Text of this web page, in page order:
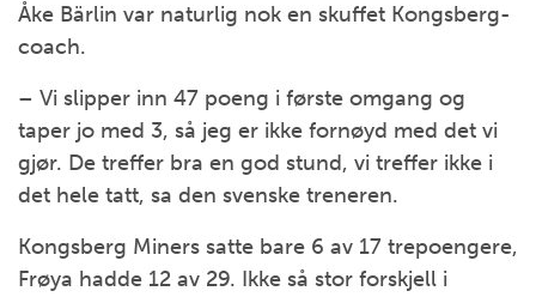
Åke Bärlin var naturlig nok en skuffet Kongsberg-
coach.
– Vi slipper inn 47 poeng i første omgang og
taper jo med 3, så jeg er ikke fornøyd med det vi
gjør. De treffer bra en god stund, vi treffer ikke i
det hele tatt, sa den svenske treneren.
Kongsberg Miners satte bare 6 av 17 trepoengere,
Frøya hadde 12 av 29. Ikke så stor forskjell i